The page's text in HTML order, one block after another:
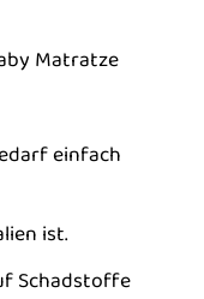
Matratze
einfach
ist.
Schadstoffe